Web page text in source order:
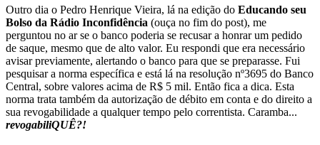
Outro dia o Pedro Henrique Vieira, lá na edição do Educando seu
Bolso da Rádio Inconfidência (ouça no fim do post), me
perguntou no ar se o banco poderia se recusar a honrar um pedido
de saque, mesmo que de alto valor. Eu respondi que era necessário
avisar previamente, alertando o banco para que se preparasse. Fui
pesquisar a norma específica e está lá na resolução nº3695 do Banco
Central, sobre valores acima de R$ 5 mil. Então fica a dica. Esta
norma trata também da autorização de débito em conta e do direito a
sua revogabilidade a qualquer tempo pelo correntista. Caramba...
revogabiliQUÊ?!